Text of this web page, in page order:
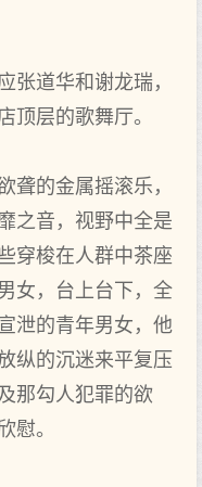
道华和谢龙瑞，
顶层的歌舞厅。
的金属摇滚乐，
之音，视野中全是
穿梭在人群中茶座
女，台上台下，全
泄的青年男女，他
纵的沉迷来平复压
那勾人犯罪的欲
慰。